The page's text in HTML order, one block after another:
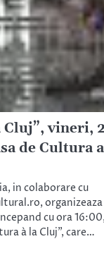
vineri,
de Cultura a
in colaborare cu
organizeaza
cu ora
à la Cluj”, care…